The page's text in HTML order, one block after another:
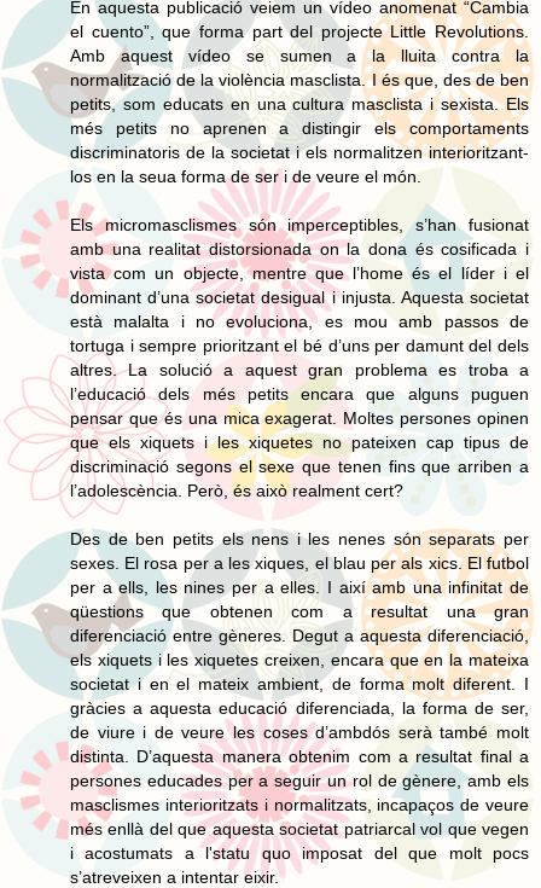
En aquesta publicació veiem un vídeo anomenat “Cambia
el cuento”, que forma part del projecte Little Revolutions.
Amb aquest vídeo se sumen a la lluita contra la
normalització de la violència masclista. I és que, des de ben
petits, som educats en una cultura masclista i sexista. Els
més petits no aprenen a distingir els comportaments
discriminatoris de la societat i els normalitzen interioritzant-
los en la seua forma de ser i de veure el món.
Els micromasclismes són imperceptibles, s’han fusionat
amb una realitat distorsionada on la dona és cosificada i
vista com un objecte, mentre que l’home és el líder i el
dominant d’una societat desigual i injusta. Aquesta societat
està malalta i no evoluciona, es mou amb passos de
tortuga i sempre prioritzant el bé d’uns per damunt del dels
altres. La solució a aquest gran problema es troba a
l’educació dels més petits encara que alguns puguen
pensar que és una mica exagerat. Moltes persones opinen
que els xiquets i les xiquetes no pateixen cap tipus de
discriminació segons el sexe que tenen fins que arriben a
l’adolescència. Però, és això realment cert?
Des de ben petits els nens i les nenes són separats per
sexes. El rosa per a les xiques, el blau per als xics. El futbol
per a ells, les nines per a elles. I així amb una infinitat de
qüestions que obtenen com a resultat una gran
diferenciació entre gèneres. Degut a aquesta diferenciació,
els xiquets i les xiquetes creixen, encara que en la mateixa
societat i en el mateix ambient, de forma molt diferent. I
gràcies a aquesta educació diferenciada, la forma de ser,
de viure i de veure les coses d’ambdós serà també molt
distinta. D’aquesta manera obtenim com a resultat final a
persones educades per a seguir un rol de gènere, amb els
masclismes interioritzats i normalitzats, incapaços de veure
més enllà del que aquesta societat patriarcal vol que vegen
i acostumats a l'statu quo imposat del que molt pocs
s’atreveixen a intentar eixir.